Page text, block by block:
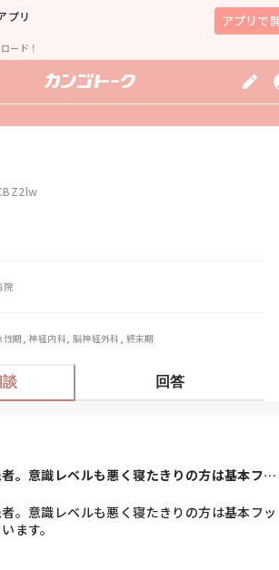
プリ
ード！
アプリで
院
性期, 神経内科, 脳神経外科, 終末期
談 回答
。意識レベルも悪く寝たきりの方は基本フッ
。意識レベルも悪く寝たきりの方は基本フッ
ます。
で血栓ができて肺に飛ぶのを予防するためじゃ